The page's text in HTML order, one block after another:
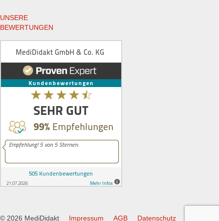
UNSERE
BEWERTUNGEN
© 2026 MediDidakt Impressum AGB Datenschutz